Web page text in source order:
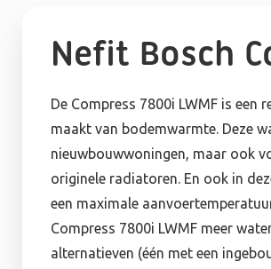
Nefit Bosch
De Compress 7800i LWMF is
maakt van bodemwarmte. Deze
nieuwbouwwoningen, maar ook
originele radiatoren. En ook in
een maximale
Compress 7800i LWMF meer
alternatieven (één met een